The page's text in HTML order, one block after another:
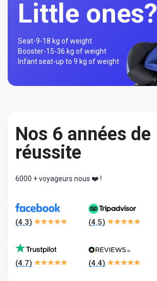
Little ones?
Seat-9-18 kg of weight
Booster-15-36 kg of weight
Infant seat-up to 9 kg of weight
Nos 6 années de
réussite
6000 + voyageurs nous ❤️ !
(4.3) (4.5)
(4.7) (4.4)